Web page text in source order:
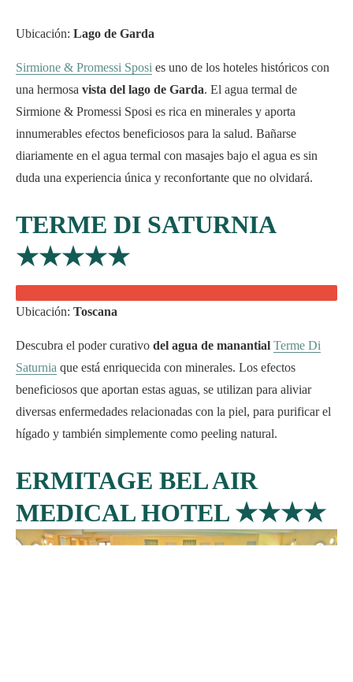
Ubicación: Lago de Garda
Sirmione & Promessi Sposi es uno de los hoteles históricos con
una hermosa vista del lago de Garda. El agua termal de
Sirmione & Promessi Sposi es rica en minerales y aporta
innumerables efectos beneficiosos para la salud. Bañarse
diariamente en el agua termal con masajes bajo el agua es sin
duda una experiencia única y reconfortante que no olvidará.
TERME DI SATURNIA
★★★★★
Ubicación: Toscana
Descubra el poder curativo del agua de manantial Terme Di
Saturnia que está enriquecida con minerales. Los efectos
beneficiosos que aportan estas aguas, se utilizan para aliviar
diversas enfermedades relacionadas con la piel, para purificar el
hígado y también simplemente como peeling natural.
ERMITAGE BEL AIR
MEDICAL HOTEL ★★★★